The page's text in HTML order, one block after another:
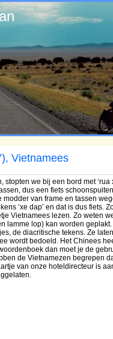
Vietnamees
we bij een bord met ‘rua
dus een fiets
van frame en tassen
‘xe dap’ en dat is dus fiets.
Vietnamees lezen. Zo weten
lamme lop) kan worden
de diacritische tekens. Ze
wordt bedoeld. Het Chinees
dan moet je de
de Vietnamezen begrepen
van onze hoteldirecteur is